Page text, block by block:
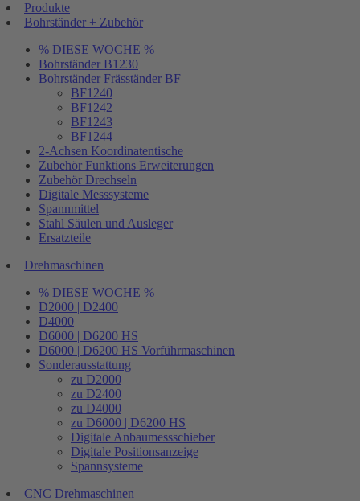
Produkte
Bohrständer + Zubehör
% DIESE WOCHE %
Bohrständer B1230
Bohrständer Fräsständer BF
BF1240
BF1242
BF1243
BF1244
2-Achsen Koordinatentische
Zubehör Funktions Erweiterungen
Zubehör Drechseln
Digitale Messsysteme
Spannmittel
Stahl Säulen und Ausleger
Ersatzteile
Drehmaschinen
% DIESE WOCHE %
D2000 | D2400
D4000
D6000 | D6200 HS
D6000 | D6200 HS Vorführmaschinen
Sonderausstattung
zu D2000
zu D2400
zu D4000
zu D6000 | D6200 HS
Digitale Anbaumessschieber
Digitale Positionsanzeige
Spannsysteme
CNC Drehmaschinen